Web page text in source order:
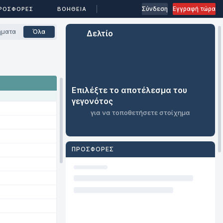
... ΒΟΉΘΕΙΑ Σύνδεση Εγγραφή τώρα
Όλα Δελτίο
Επιλέξτε το αποτέλεσμα του
γεγονότος
για να τοποθετήσετε στοίχημα
ΠΡΟΣΦΟΡΈΣ